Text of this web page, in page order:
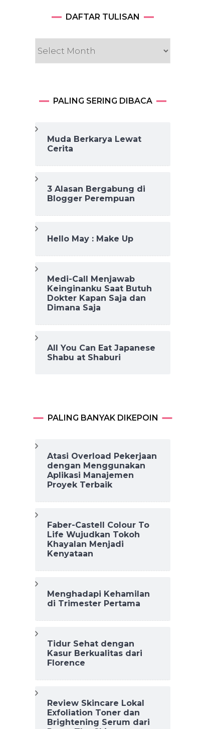
DAFTAR TULISAN
DAFTAR
PALING SERING DIBACA
Muda Berkarya Lewat
Cerita
3 Alasan Bergabung di
Blogger Perempuan
Hello May : Make Up
Medi-Call Menjawab
Keinginanku Saat Butuh
Dokter Kapan Saja dan
Dimana Saja
All You Can Eat Japanese
Shabu at Shaburi
PALING BANYAK DIKEPOIN
Atasi Overload Pekerjaan
dengan Menggunakan
Aplikasi Manajemen
Proyek Terbaik
Faber-Castell Colour To
Life Wujudkan Tokoh
Khayalan Menjadi
Kenyataan
Menghadapi Kehamilan
di Trimester Pertama
Tidur Sehat dengan
Kasur Berkualitas dari
Florence
Review Skincare Lokal
Exfoliation Toner dan
Brightening Serum dari